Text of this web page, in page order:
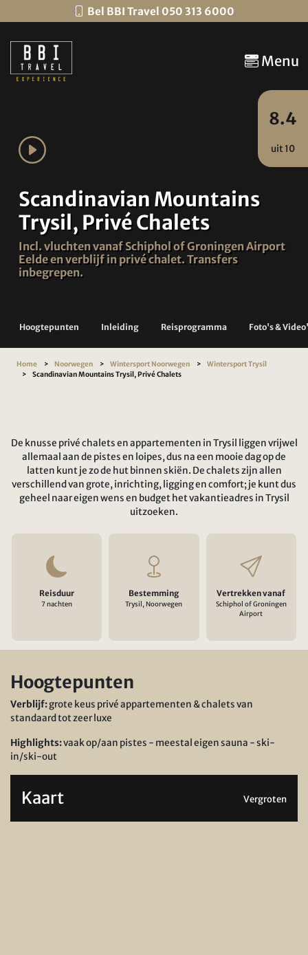
Bel BBI Travel 050 313 6000
Menu
8.4
uit 10
Scandinavian Mountains
Trysil, Privé Chalets
Incl. vluchten vanaf Schiphol of Groningen Airport
Eelde en verblijf in privé chalet. Transfers
inbegrepen.
Hoogtepunten Inleiding Reisprogramma Foto's &
Home Noorwegen Wintersport Noorwegen
Wintersport Trysil
Scandinavian Mountains Trysil, Privé Chalets
De knusse privé chalets en appartementen in Trysil liggen vrijwel
allemaal aan de pistes en loipes, dus na een mooie dag op de
latten kunt je zo de hut binnen skiën. De chalets zijn allen
verschillend van grote, inrichting, ligging en comfort; je kunt dus
geheel naar eigen wens en budget het vakantieadres in Trysil
uitzoeken.
Reisduur
7 nachten
Bestemming
Trysil, Noorwegen
Vertrekken vanaf
Schiphol of Groningen
Airport
Hoogtepunten
Verblijf:grote keus privé appartementen & chalets van
standaard tot zeer luxe
Highlights:vaak op/aan pistes - meestal eigen sauna - ski-
in/ski-out
Kaart Vergroten